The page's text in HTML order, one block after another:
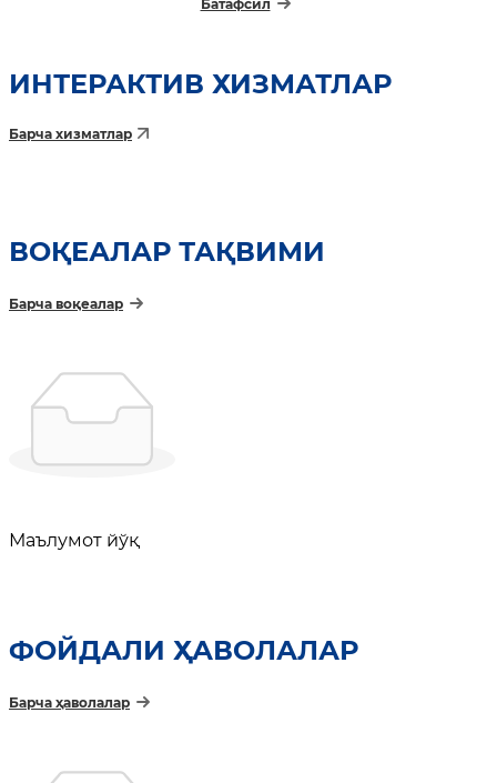
Батафсил
ИНТEРАКТИВ ХИЗМАТЛАР
Барча хизматлар
ВОҚЕАЛАР ТАҚВИМИ
Барча воқеалар
Маълумот йўқ
ФОЙДАЛИ ҲАВОЛАЛАР
Барча ҳаволалар